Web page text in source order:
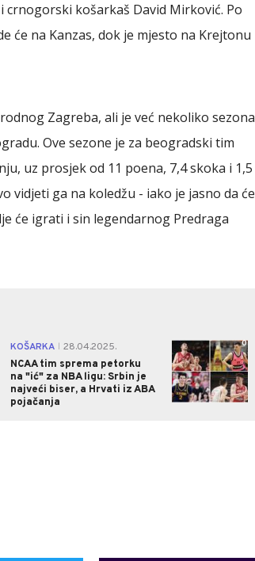
košarkaš David Mirković. Po
će na Kanzas, dok je mjesto na Krejtonu
Zagreba, ali je već nekoliko sezona
Ove sezone je za beogradski tim
uz prosjek od 11 poena, 7,4 skoka i 1,5
vidjeti ga na koledžu - iako je jasno da će
će igrati i sin legendarnog Predraga
KOŠARKA
28.04.2025.
NCAA tim sprema petorku
na "ić" za NBA ligu: Srbin je
najveći biser, a Hrvati iz ABA
pojačanja
0